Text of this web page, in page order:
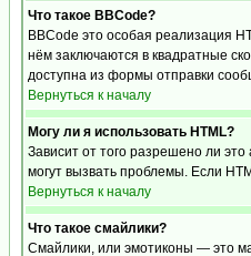
Что такое BBCode?
BBCode это особая реализация
нём заключаются в квадратные
доступна из формы отправки
Вернуться к началу
Могу ли я использовать HTML?
Зависит от того разрешено ли
могут вызвать проблемы. Если
Вернуться к началу
Что такое смайлики?
Смайлики, или эмотиконы — это